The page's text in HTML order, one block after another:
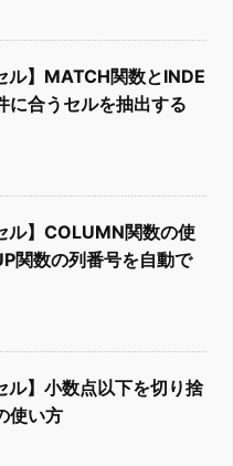
ル】MATCH関数とINDE
に合うセルを抽出する
ル】COLUMN関数の使
関数の列番号を自動で
ル】小数点以下を切り捨
使い方